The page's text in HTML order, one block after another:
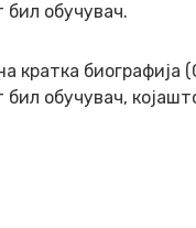
обучувач.
кратка биографија (
обучувач,